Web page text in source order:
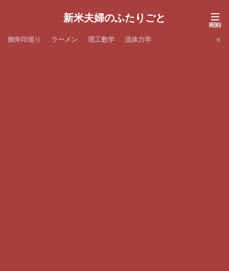
新米夫婦のふたりごと
御朱印巡り ラーメン 理工数学 流体力学